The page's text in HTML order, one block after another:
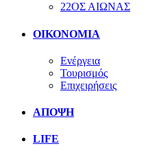
22ΟΣ ΑΙΩΝΑΣ
ΟΙΚΟΝΟΜΙΑ
Ενέργεια
Τουρισμός
Επιχειρήσεις
ΑΠΟΨΗ
LIFE